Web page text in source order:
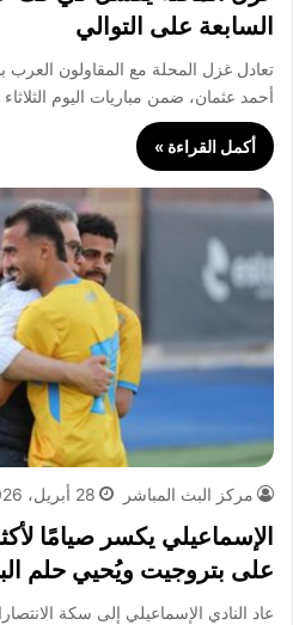
السابعة على التوالي
أحمد عثمان، ضمن مباريات اليوم الثلاثاء 28 أبريل 2026،…
أكمل القراءة »
مركز البث المباشر 28 أبريل، 2026
على بتروجيت ويُحيي حلم
عاد النادي الإسماعيلي إلى سكة